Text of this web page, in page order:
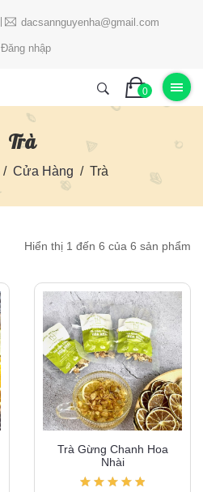
dacsannguyenha@gmail.com
Đăng nhập
0
Trà
Cửa Hàng Trà
Hiển thị 1 đến 6 của 6 sản phẩm
Trà Gừng Chanh Hoa
Nhài